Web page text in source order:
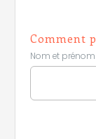
Comment
Nom et prénom